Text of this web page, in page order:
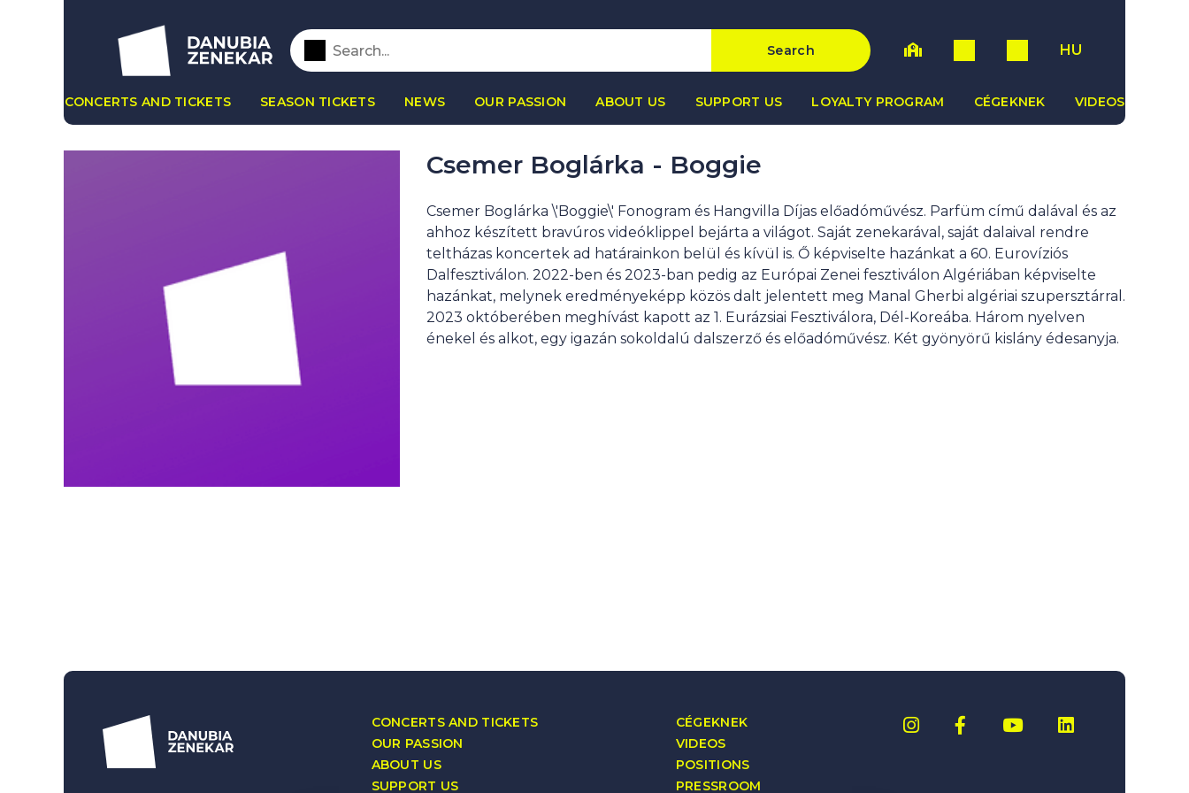
Search HU
CONCERTS AND TICKETS SEASON TICKETS NEWS OUR PASSION ABOUT US SUPPORT US LOYALTY PROGRAM CÉGEKNEK VIDEOS
Csemer Boglárka - Boggie
Csemer Boglárka \'Boggie\' Fonogram és Hangvilla Díjas előadóművész. Parfüm című dalával és az
ahhoz készített bravúros videóklippel bejárta a világot. Saját zenekarával, saját dalaival rendre
teltházas koncertek ad határainkon belül és kívül is. Ő képviselte hazánkat a 60. Eurovíziós
Dalfesztiválon. 2022-ben és 2023-ban pedig az Európai Zenei fesztiválon Algériában képviselte
hazánkat, melynek eredményeképp közös dalt jelentett meg Manal Gherbi algériai szupersztárral.
2023 októberében meghívást kapott az 1. Eurázsiai Fesztiválora, Dél-Koreába. Három nyelven
énekel és alkot, egy igazán sokoldalú dalszerző és előadóművész. Két gyönyörű kislány édesanyja.
CONCERTS AND TICKETS
OUR PASSION
ABOUT US
SUPPORT US
CÉGEKNEK
VIDEOS
POSITIONS
PRESSROOM